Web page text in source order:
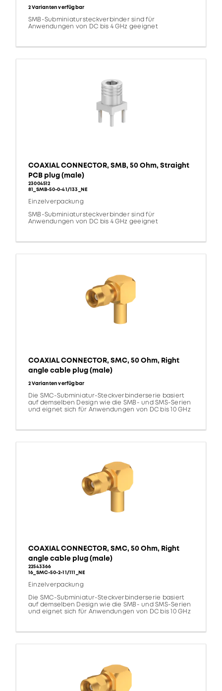
2 Varianten verfügbar
SMB-Subminiatursteckverbinder sind für
Anwendungen von DC bis 4 GHz geeignet
COAXIAL CONNECTOR, SMB, 50 Ohm, Straight
PCB plug (male)
23004512
81_SMB-50-0-41/133_NE
Einzelverpackung
SMB-Subminiatursteckverbinder sind für
Anwendungen von DC bis 4 GHz geeignet
COAXIAL CONNECTOR, SMC, 50 Ohm, Right
angle cable plug (male)
2 Varianten verfügbar
Die SMC-Subminiatur-Steckverbinderserie basiert
auf demselben Design wie die SMB- und SMS-Serien
und eignet sich für Anwendungen von DC bis 10 GHz
COAXIAL CONNECTOR, SMC, 50 Ohm, Right
angle cable plug (male)
22543366
16_SMC-50-2-11/111_NE
Einzelverpackung
Die SMC-Subminiatur-Steckverbinderserie basiert
auf demselben Design wie die SMB- und SMS-Serien
und eignet sich für Anwendungen von DC bis 10 GHz